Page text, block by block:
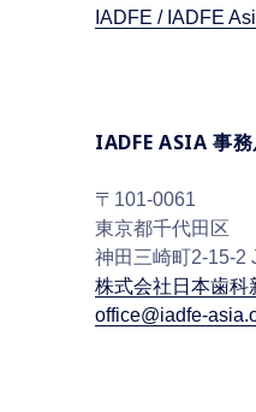
IADFE / IADFE
IADFE ASIA 事
〒101-0061
東京都千代田区
神田三崎町2-15-2
株式会社日本歯科
office@iadfe-